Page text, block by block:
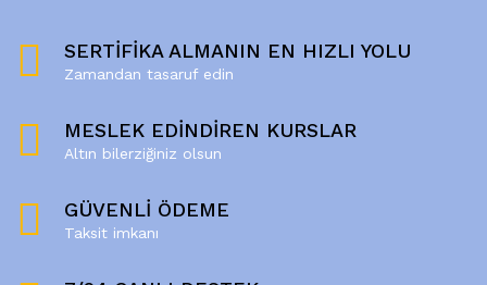
SERTİFİKA ALMANIN EN HIZLI YOLU
Zamandan tasaruf edin
MESLEK EDİNDİREN KURSLAR
Altın bilerziğiniz olsun
GÜVENLİ ÖDEME
Taksit imkanı